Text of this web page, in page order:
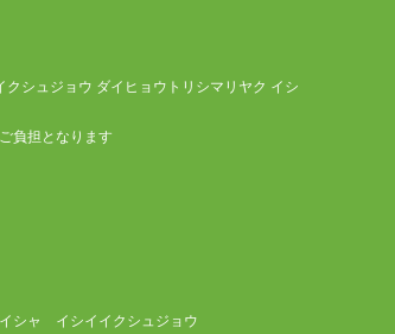
クシュジョウ ダイヒョウトリシマリヤク イシ
負担となります
シャ イシイイクシュジョウ